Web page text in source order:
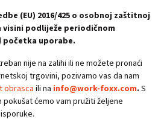
(EU) 2016/425 o osobnoj zaštitnoj
visini podliježe periodičnom
početka uporabe.
nije na zalihi ili ne možete pronaći
trgovini, pozivamo vas da nam
obrasca ili na info@work-foxx.com. S
ćemo vam pružiti željene